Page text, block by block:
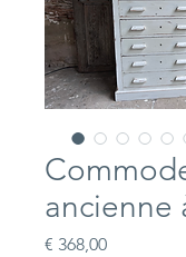
ancienne
€ 368,00Preço